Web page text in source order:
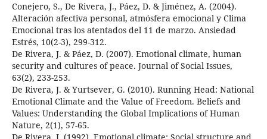
Conejero, S., De Rivera, J., Páez, D. & Jiménez, A. (2004).
Alteración afectiva personal, atmósfera emocional y Clima
Emocional tras los atentados del 11 de marzo. Ansiedad
Estrés, 10(2-3), 299-312.
De Rivera, J. & Páez, D. (2007). Emotional climate, human
security and cultures of peace. Journal of Social Issues,
63(2), 233-253.
De Rivera, J. & Yurtsever, G. (2010). Running Head: National
Emotional Climate and the Value of Freedom. Beliefs and
Values: Understanding the Global Implications of Human
Nature, 2(1), 57-65.